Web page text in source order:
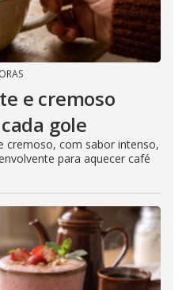
e cremoso
gole
cremoso, com sabor intenso,
para aquecer café